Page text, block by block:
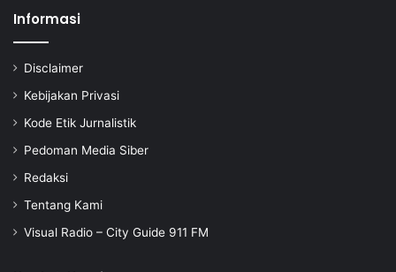
Informasi
Disclaimer
Kebijakan Privasi
Kode Etik Jurnalistik
Pedoman Media Siber
Redaksi
Tentang Kami
Visual Radio – City Guide 911 FM